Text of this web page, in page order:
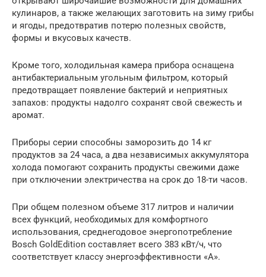
кулинаров, а также желающих заготовить на зиму грибы
и ягоды, предотвратив потерю полезных свойств,
формы и вкусовых качеств.
Кроме того, холодильная камера прибора оснащена
антибактериальным угольным фильтром, который
предотвращает появление бактерий и неприятных
запахов: продукты надолго сохранят свой свежесть и
аромат.
Приборы серии способны заморозить до 14 кг
продуктов за 24 часа, а два независимых аккумулятора
холода помогают сохранить продукты свежими даже
при отключении электричества на срок до 18-ти часов.
При общем полезном объеме 317 литров и наличии
всех функций, необходимых для комфортного
использования, среднегодовое энергопотребление
Bosch GoldEdition составляет всего 383 кВт/ч, что
соответствует классу энергоэффективности «А».